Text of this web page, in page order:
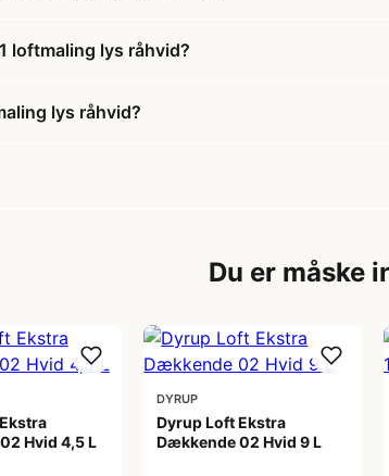
loftmaling lys råhvid?
lys råhvid?
Du er måske
Hvid 4,5 L
DYRUP
Dyrup Loft Ekstra
Dækkende 02 Hvid 9 L